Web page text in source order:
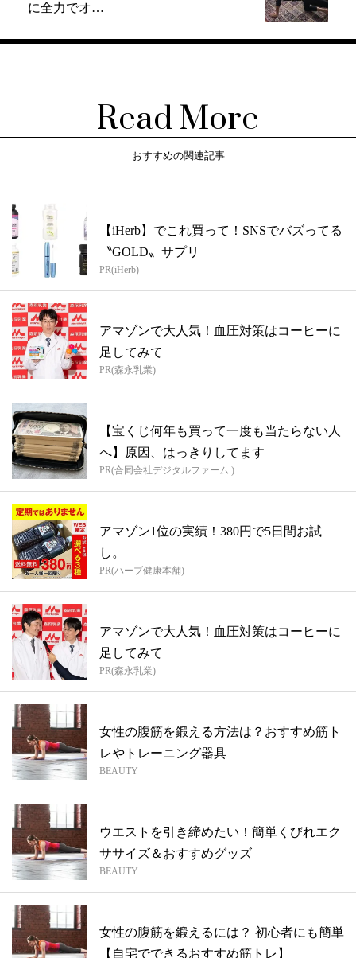
に全力でオ…
Read More
おすすめの関連記事
【iHerb】でこれ買って！SNSでバズってる
〝GOLD〟サプリ
PR(iHerb)
アマゾンで大人気！血圧対策はコーヒーに
足してみて
PR(森永乳業)
【宝くじ何年も買って一度も当たらない人
へ】原因、はっきりしてます
PR(合同会社デジタルファーム )
アマゾン1位の実績！380円で5日間お試
し。
PR(ハーブ健康本舗)
アマゾンで大人気！血圧対策はコーヒーに
足してみて
PR(森永乳業)
女性の腹筋を鍛える方法は？おすすめ筋ト
レやトレーニング器具
BEAUTY
ウエストを引き締めたい！簡単くびれエク
ササイズ＆おすすめグッズ
BEAUTY
女性の腹筋を鍛えるには？ 初心者にも簡単
【自宅でできるおすすめ筋トレ】